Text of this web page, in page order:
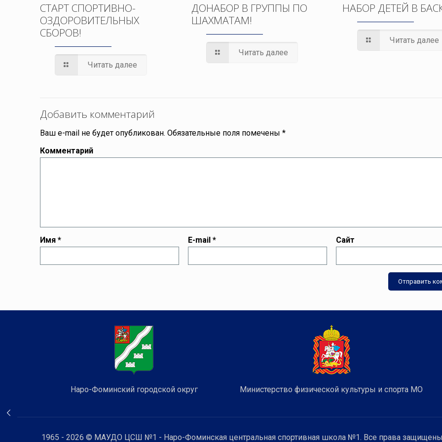
СТАРТ СПОРТИВНО-
ОЗДОРОВИТЕЛЬНЫХ
СБОРОВ!
Читать далее
ДОНАБОР В ГРУППЫ ПО
ШАХМАТАМ!
Читать далее
НАБОР ДЕТЕЙ В
Читать далее
Добавить комментарий
Ваш e-mail не будет опубликован. Обязательные поля помечены*
Комментарий
Имя* E-mail* Сайт
Наро-Фоминский городской округ Министерство физической культуры и спорта МО
1965 - 2026 © МАУДО ЦСШ №1 - Наро-Фоминская центральная спортивная школа №1. Все права